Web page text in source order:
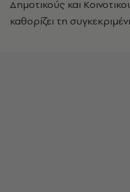
Δημοτικούς και
καθορίζει τη